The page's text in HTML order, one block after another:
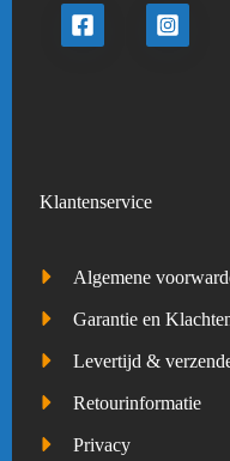
Klantenservice
Algemene
Garantie en
Levertijd &
Retourinformatie
Privacy